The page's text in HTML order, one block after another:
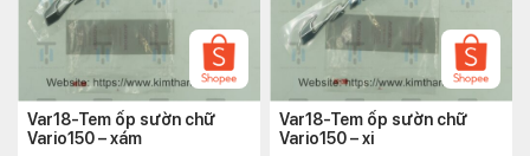
Var18-Tem ốp sườn chữ
Vario150 – xám
Var18-Tem ốp sườn chữ
Vario150 – xi